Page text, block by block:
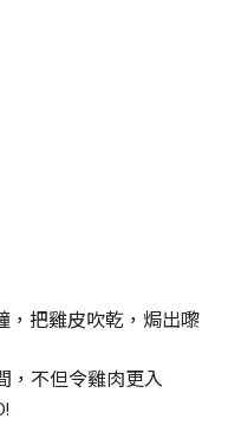
，把雞皮吹乾，焗出嚟
，不但令雞肉更入